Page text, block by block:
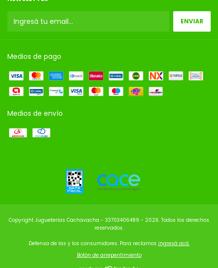
Medios de pago
Medios de envío
Copyright Jugueterías Cachavacha - 33703406489 - 2026. Todos los derechos
reservados.
Defensa de las y los consumidores. Para reclamos ingresá acá.
Botón de arrepentimiento